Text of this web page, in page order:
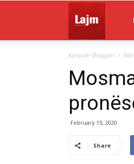
Lajm
Kosovë-Shqipëri
February 15, 2020
Share